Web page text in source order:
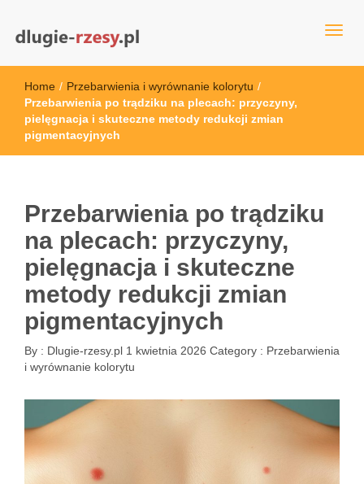
dlugie-rzesy.pl
Home / Przebarwienia i wyrównanie kolorytu /
Przebarwienia po trądziku na plecach: przyczyny,
pielęgnacja i skuteczne metody redukcji zmian
pigmentacyjnych
Przebarwienia po trądziku
na plecach: przyczyny,
pielęgnacja i skuteczne
metody redukcji zmian
pigmentacyjnych
By : Dlugie-rzesy.pl 1 kwietnia 2026 Category : Przebarwienia
i wyrównanie kolorytu